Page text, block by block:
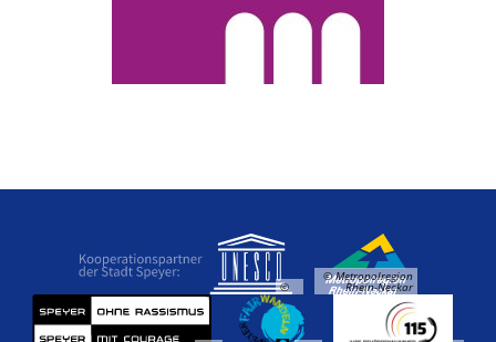
©
© Metropolregion
Rhein-Neckar